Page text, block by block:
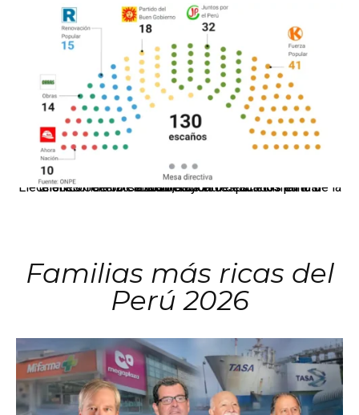
El JNE oficializó la distribución de escaños para la elección de 60 senadores y 130 diputados en las Elecciones Generales 2026, tras el restablecimiento de la Bicameralidad.
Familias más ricas del
Perú 2026